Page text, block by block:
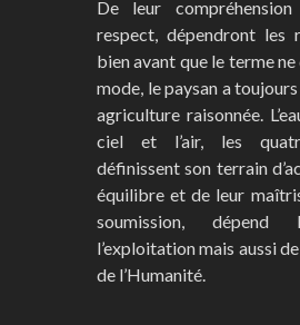
De leur
respect, dépendront les
bien avant que le terme ne
mode, le paysan a
agriculture raisonnée.
ciel et l’air, les
définissent son terrain
équilibre et de leur
soumission, dépend
l’exploitation mais aussi
de l’Humanité.